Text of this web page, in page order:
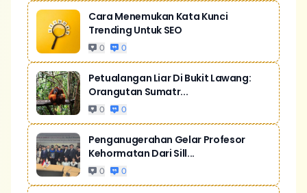
Cara Menemukan Kata Kunci
Trending Untuk SEO
0 0
Petualangan Liar Di Bukit Lawang:
Orangutan Sumatr...
0 0
Penganugerahan Gelar Profesor
Kehormatan Dari Sill...
0 0